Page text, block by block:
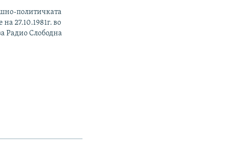
политичката
27.10.1981г. во
Радио Слободна